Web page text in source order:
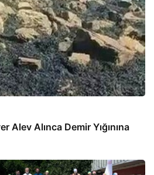
Alev Alınca Demir Yığınına